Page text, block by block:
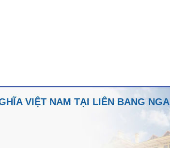
VIỆT NAM TẠI LIÊN BANG NGA